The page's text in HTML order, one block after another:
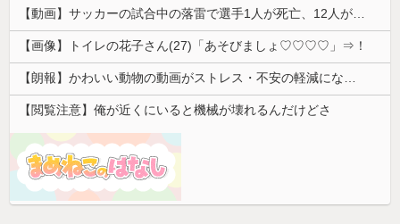
【動画】サッカーの試合中の落雷で選手1人が死亡、12人が負傷した事故。
【画像】トイレの花子さん(27)「あそびましょ♡♡♡♡」⇒！
【朗報】かわいい動物の動画がストレス・不安の軽減になる可能性。英大学の研究で実証
【閲覧注意】俺が近くにいると機械が壊れるんだけどさ